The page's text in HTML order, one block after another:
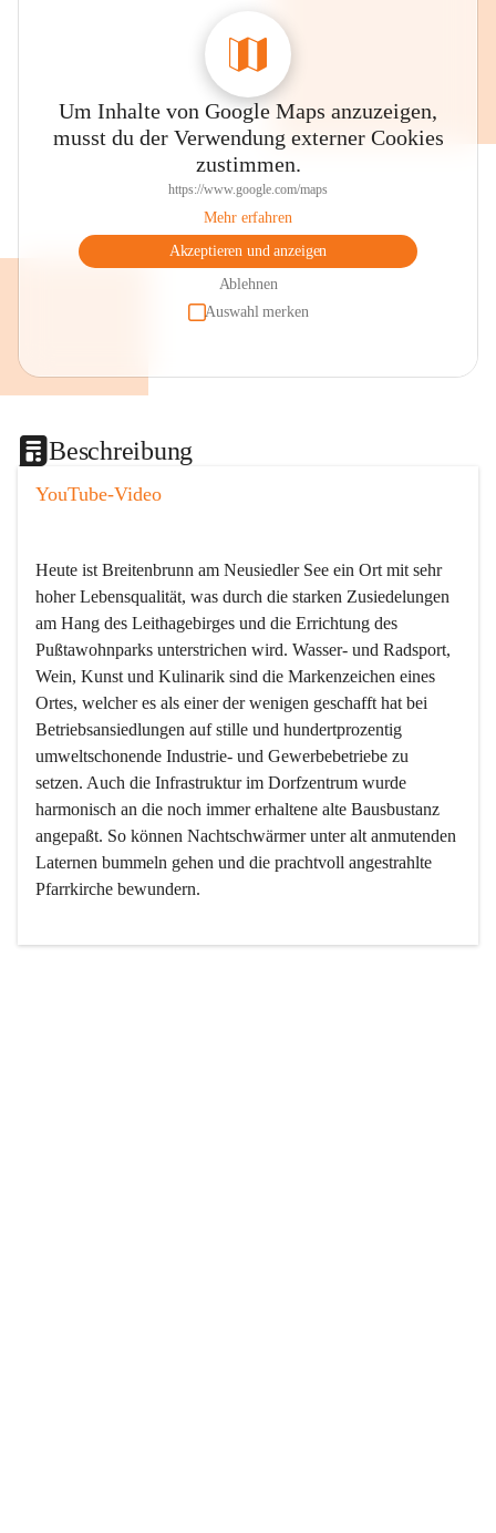
Um Inhalte von Google Maps anzuzeigen,
musst du der Verwendung externer Cookies
zustimmen.
https://www.google.com/maps
Mehr erfahren
Akzeptieren und anzeigen
Ablehnen
Auswahl merken
Beschreibung
YouTube-Video
Heute ist Breitenbrunn am Neusiedler See ein Ort mit sehr
hoher Lebensqualität, was durch die starken Zusiedelungen
am Hang des Leithagebirges und die Errichtung des
Pußtawohnparks unterstrichen wird. Wasser- und Radsport,
Wein, Kunst und Kulinarik sind die Markenzeichen eines
Ortes, welcher es als einer der wenigen geschafft hat bei
Betriebsansiedlungen auf stille und hundertprozentig
umweltschonende Industrie- und Gewerbebetriebe zu
setzen. Auch die Infrastruktur im Dorfzentrum wurde
harmonisch an die noch immer erhaltene alte Bausbustanz
angepaßt. So können Nachtschwärmer unter alt anmutenden
Laternen bummeln gehen und die prachtvoll angestrahlte
Pfarrkirche bewundern.
Der Weinbau dominert heute nicht mehr, ist aber integrativer